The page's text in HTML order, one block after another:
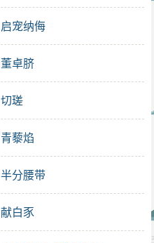
启宠纳侮
董卓脐
切瑳
青藜焰
半分腰带
献白豕